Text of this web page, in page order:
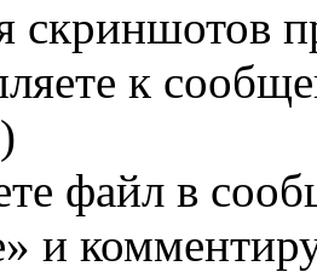
скриншотов
к
файл в
и